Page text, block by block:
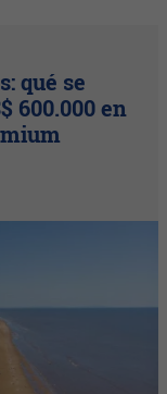
qué se
600.000 en